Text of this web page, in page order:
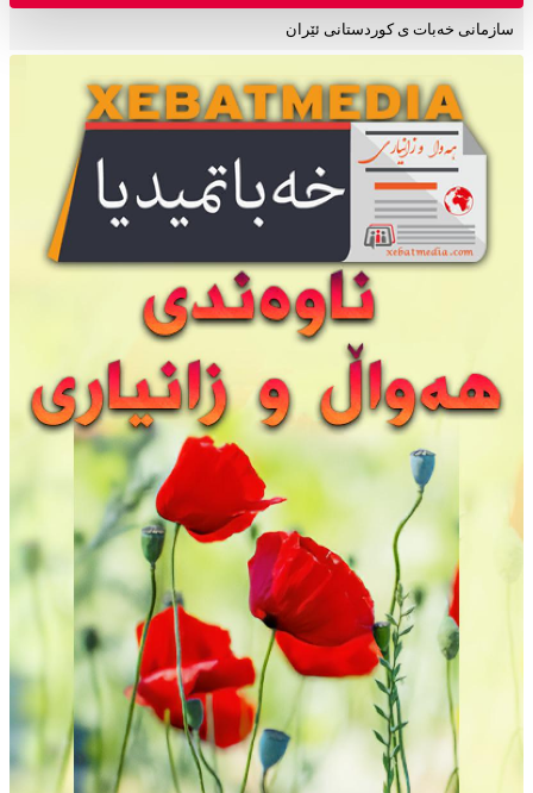
سازمانی خەبات ی کوردستانی ئێران